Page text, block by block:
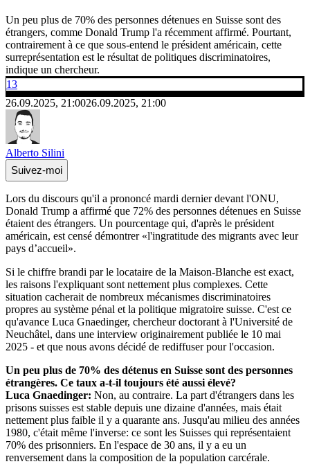
Un peu plus de 70% des personnes détenues en Suisse sont des
étrangers, comme Donald Trump l'a récemment affirmé. Pourtant,
contrairement à ce que sous-entend le président américain, cette
surreprésentation est le résultat de politiques discriminatoires,
indique un chercheur.
13
26.09.2025, 21:0026.09.2025, 21:00
Alberto Silini
Suivez-moi
Lors du discours qu'il a prononcé mardi dernier devant l'ONU,
Donald Trump a affirmé que 72% des personnes détenues en Suisse
étaient des étrangers. Un pourcentage qui, d'après le président
américain, est censé démontrer «l'ingratitude des migrants avec leur
pays d’accueil».
Si le chiffre brandi par le locataire de la Maison-Blanche est exact,
les raisons l'expliquant sont nettement plus complexes. Cette
situation cacherait de nombreux mécanismes discriminatoires
propres au système pénal et la politique migratoire suisse. C'est ce
qu'avance Luca Gnaedinger, chercheur doctorant à l'Université de
Neuchâtel, dans une interview originairement publiée le 10 mai
2025 - et que nous avons décidé de rediffuser pour l'occasion.
Un peu plus de 70% des détenus en Suisse sont des personnes
étrangères. Ce taux a-t-il toujours été aussi élevé?
Luca Gnaedinger: Non, au contraire. La part d'étrangers dans les
prisons suisses est stable depuis une dizaine d'années, mais était
nettement plus faible il y a quarante ans. Jusqu'au milieu des années
1980, c'était même l'inverse: ce sont les Suisses qui représentaient
70% des prisonniers. En l'espace de 30 ans, il y a eu un
renversement dans la composition de la population carcérale.